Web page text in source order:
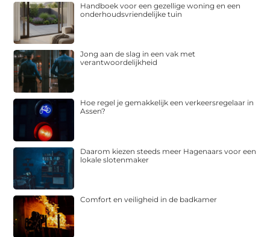
Handboek voor een gezellige woning en een
onderhoudsvriendelijke tuin
Jong aan de slag in een vak met
verantwoordelijkheid
Hoe regel je gemakkelijk een verkeersregelaar in
Assen?
Daarom kiezen steeds meer Hagenaars voor een
lokale slotenmaker
Comfort en veiligheid in de badkamer